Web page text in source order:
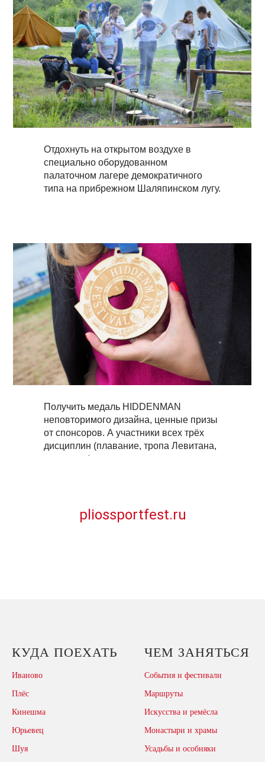
Отдохнуть на открытом воздухе в
специально оборудованном
палаточном лагере демократичного
типа на прибрежном Шаляпинском лугу.
Получить медаль HIDDENMAN
неповторимого дизайна, ценные призы
от спонсоров. А участники всех трёх
дисциплин (плавание, тропа Левитана,
велогонка) – увидят этого самого
pliossportfest.ru
КУДА ПОЕХАТЬ
Иваново
Плёс
Кинешма
Юрьевец
Шуя
ЧЕМ ЗАНЯТЬСЯ
События и фестивали
Маршруты
Искусства и ремёсла
Монастыри и храмы
Усадьбы и особняки